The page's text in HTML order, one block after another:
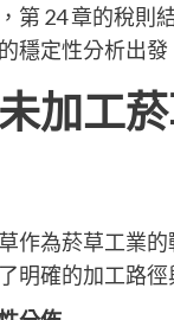
第 24 章的稅則
穩定性分析出
加工
作為菸草工業
明確的加工路徑